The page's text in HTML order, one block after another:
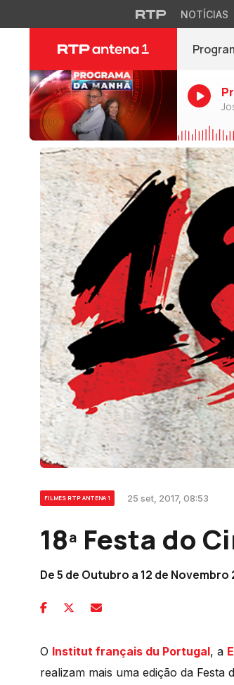
NOTÍCIAS
FILMES RTP ANTENA 1 25 set, 2017, 08:53
18ª Festa do
De 5 de Outubro a 12 de Novembro
O Institut français du Portugal, a
realizam mais uma edição da